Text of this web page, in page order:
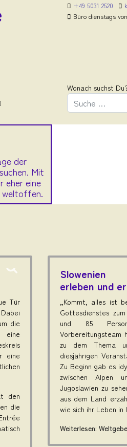
+49 5031 2520
Büro dienstags
Wonach suchst
der
Mit
eher eine
weltoffen.
Tür
die
eine
eine
den
die
Slowenien
erleben und
„Kommt, alles ist
Gottesdienstes
und 85
Vorbereitungsteam
zu dem Thema
diesjährigen
Zu Beginn gab es
zwischen Alpen
Jugoslawien zu
aus dem Land
wie sich ihr Leben
Weiterlesen: